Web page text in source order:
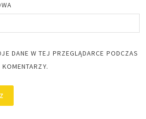
DANE W TEJ PRZEGLĄDARCE PODCZAS